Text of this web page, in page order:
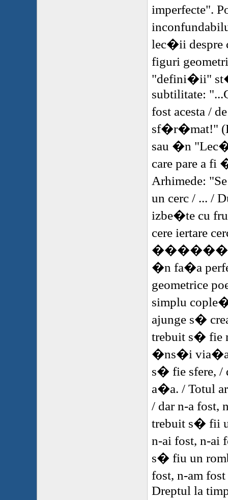
imperfecte".
lec�ii despre
figuri
"defini�ii"
subtilitate:
fost acesta /
sf�r�mat!"
sau �n
care pare a fi
Arhimede:
un cerc / ... /
izbe�te cu
cere iertare
�
�n fa�a
geometrice
simplu
ajunge s�
trebuit s� fie
�ns�i via�a:
s� fie sfere, /
a�a. / Totul
/ dar n-a fost,
trebuit s� fii
n-ai fost, n-ai
s� fiu un
fost, n-am
Dreptul la